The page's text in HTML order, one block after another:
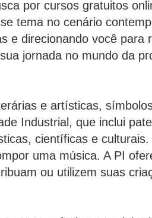
por cursos gratuitos
tema no cenário
e direcionando você para
jornada no mundo da
e artísticas,
Industrial, que inclui
científicas e
uma música. A PI
ou utilizem suas